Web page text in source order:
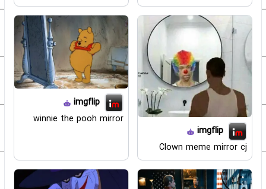
imgflip
Clown meme mirror cj
imgflip
winnie the pooh mirror